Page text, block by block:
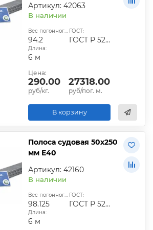
Артикул: 42063
В наличии
Вес погонного метра, кг:
94.2
ГОСТ:
ГОСТ Р 52927-2015
Длина:
6 м
Цена:
290.00
руб/кг.
27318.00
руб/пог. м.
В корзину
Полоса судовая 50х250
мм E40
Артикул: 42160
В наличии
Вес погонного метра, кг:
98.125
ГОСТ:
ГОСТ Р 52927-2015
Длина:
6 м